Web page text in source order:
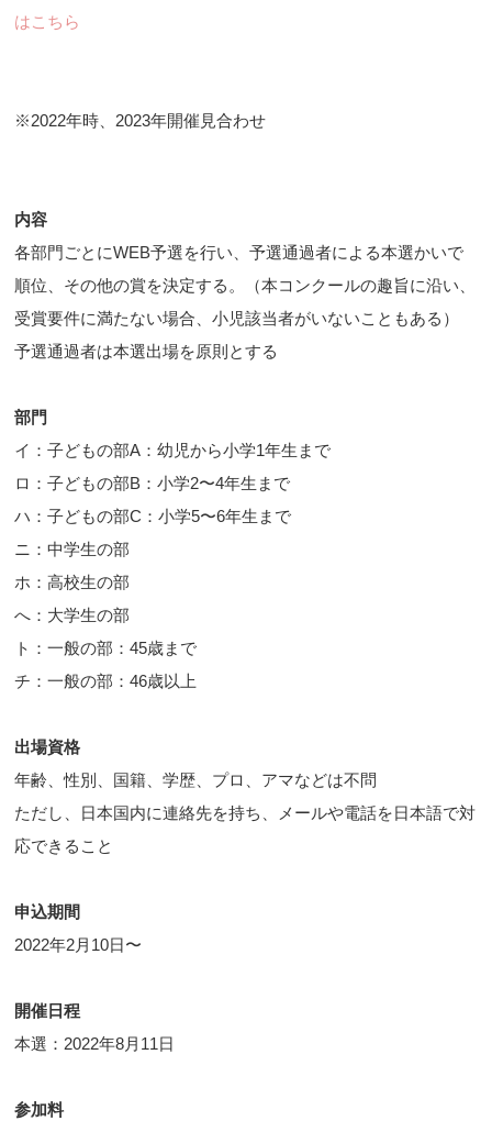
はこちら
※2022年時、2023年開催見合わせ
内容
各部門ごとにWEB予選を行い、予選通過者による本選かいで
順位、その他の賞を決定する。（本コンクールの趣旨に沿い、
受賞要件に満たない場合、小児該当者がいないこともある）
予選通過者は本選出場を原則とする
部門
イ：子どもの部A：幼児から小学1年生まで
ロ：子どもの部B：小学2〜4年生まで
ハ：子どもの部C：小学5〜6年生まで
ニ：中学生の部
ホ：高校生の部
へ：大学生の部
ト：一般の部：45歳まで
チ：一般の部：46歳以上
出場資格
年齢、性別、国籍、学歴、プロ、アマなどは不問
ただし、日本国内に連絡先を持ち、メールや電話を日本語で対
応できること
申込期間
2022年2月10日〜
開催日程
本選：2022年8月11日
参加料